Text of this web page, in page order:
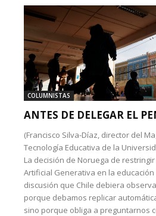
COLUMNISTAS
ANTES DE DELEGAR EL
(Francisco Silva-Díaz, director del
Tecnología Educativa de la
La decisión de Noruega de
Artificial Generativa en la
discusión que Chile debiera
porque debamos replicar
sino porque obliga a preguntarnos